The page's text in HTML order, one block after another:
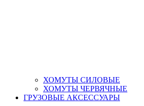
ХОМУТЫ СИЛОВЫЕ
ХОМУТЫ ЧЕРВЯЧНЫЕ
ГРУЗОВЫЕ АКСЕССУАРЫ